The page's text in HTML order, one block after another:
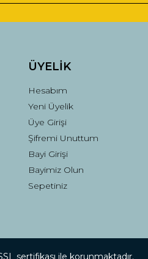
ÜYELİK
Hesabım
Yeni Üyelik
Üye Girişi
Şifremi Unuttum
Bayi Girişi
Bayimiz Olun
Sepetiniz
sertifikası ile korunmaktadır.